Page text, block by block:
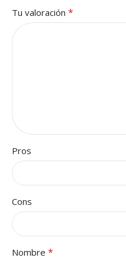
Tu valoración *
Pros
Cons
Nombre *